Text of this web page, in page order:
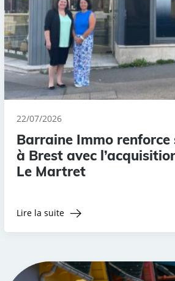
22/07/2026
Barraine Immo renforce
à Brest avec
Le Martret
Lire la suite